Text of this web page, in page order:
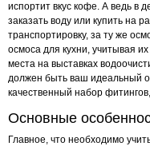
испортит вкус кофе. А ведь в
заказать воду или купить на
транспортировку, за ту же
осмоса для кухни, учитывая
места на выставках
должен быть ваш идеальный
качественный набор
Основные
Главное, что необходимо